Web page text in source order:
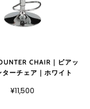
CHAIR｜ピアッ
ターチェア｜ホワイト
¥11,500